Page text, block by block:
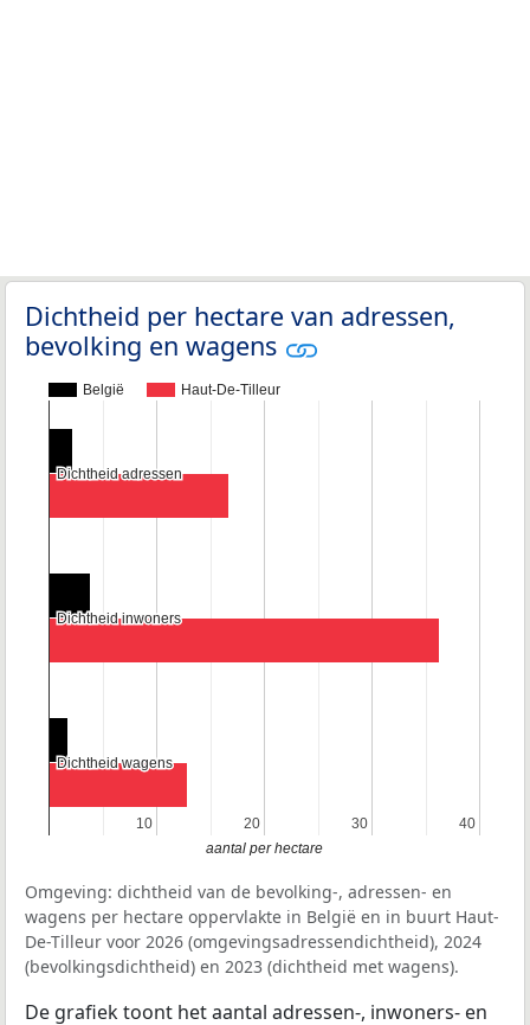
Dichtheid per hectare van adressen,
bevolking en wagens
België Haut-De-Tilleur
10
10 20
20 30
30 40
40
Dichtheid adressen
Dichtheid adressen
Dichtheid inwoners
Dichtheid inwoners
Dichtheid wagens
Dichtheid wagens
aantal per hectare
Omgeving: dichtheid van de bevolking-, adressen- en
wagens per hectare oppervlakte in België en in buurt Haut-
De-Tilleur voor 2026 (omgevingsadressendichtheid), 2024
(bevolkingsdichtheid) en 2023 (dichtheid met wagens).
De grafiek toont het aantal adressen-, inwoners- en